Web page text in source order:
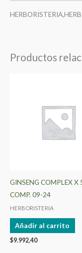
Productos
GINSENG COMPLEX X
COMP. 09-24
HERBORISTERIA
Añadir al carrito
$9.992,40